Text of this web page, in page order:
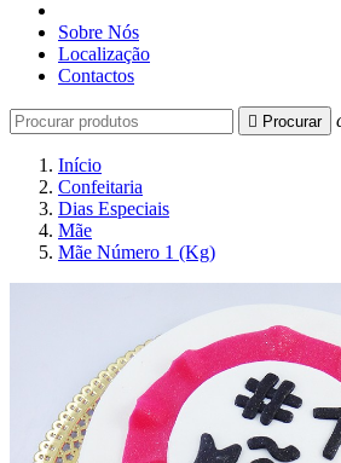
Sobre Nós
Localização
Contactos
 Procurar
Início
Confeitaria
Dias Especiais
Mãe
Mãe Número 1 (Kg)